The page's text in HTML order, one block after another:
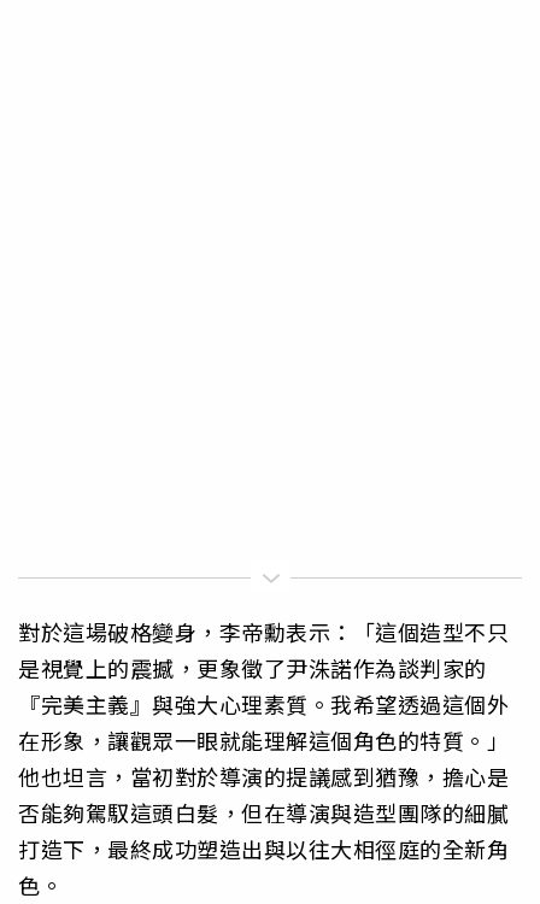
對於這場破格變身，李帝勳表示：「這個造型不只
是視覺上的震撼，更象徵了尹洙諾作為談判家的
『完美主義』與強大心理素質。我希望透過這個外
在形象，讓觀眾一眼就能理解這個角色的特質。」
他也坦言，當初對於導演的提議感到猶豫，擔心是
否能夠駕馭這頭白髮，但在導演與造型團隊的細膩
打造下，最終成功塑造出與以往大相徑庭的全新角
色。